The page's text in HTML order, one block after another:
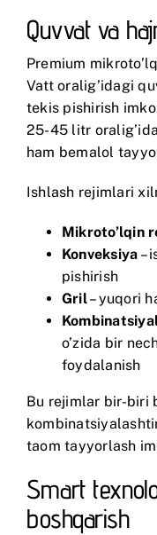
Quvvat va
Premium
Vatt oralig’idagi
tekis pishirish
25-45 litr
ham bemalol
Ishlash rejimlari
Mikroto’lqin
Konveksiya –
pishirish
Gril– yuqori
o’zida bir
foydalanish
Bu rejimlar bir-biri
taom tayyorlash
Smart
boshqarish